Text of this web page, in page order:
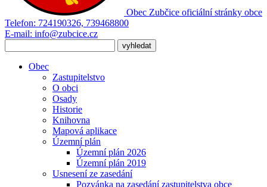
Obec Zubčice oficiální stránky obce
Telefon: 724190326, 739468800
E-mail: info@zubcice.cz
Obec
Zastupitelstvo
O obci
Osady
Historie
Knihovna
Mapová aplikace
Územní plán
Územní plán 2026
Územní plán 2019
Usnesení ze zasedání
Pozvánka na zasedání zastupitelstva obce